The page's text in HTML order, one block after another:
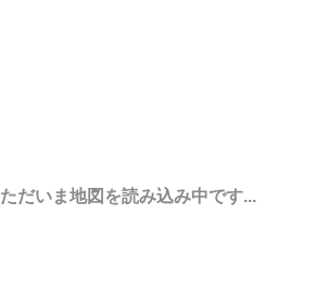
ただいま地図を読み込み中です...